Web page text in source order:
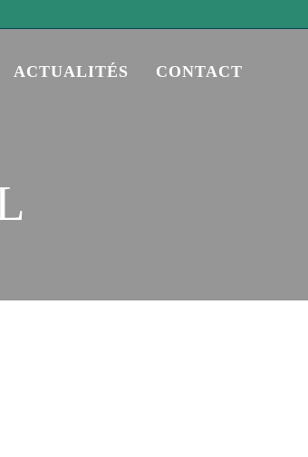
ACTUALITÉS CONTACT